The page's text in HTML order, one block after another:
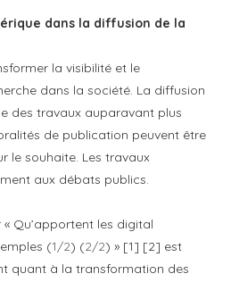
dans la diffusion de la
la visibilité et le
dans la société. La diffusion
des travaux auparavant plus
de publication peuvent être
le souhaite. Les travaux
aux débats publics.
« Qu’apportent les digital
(1/2) (2/2) » [1] [2] est
quant à la transformation des